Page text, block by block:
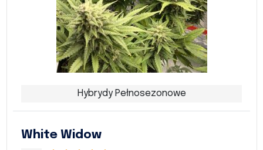
Hybrydy Pełnosezonowe
White Widow